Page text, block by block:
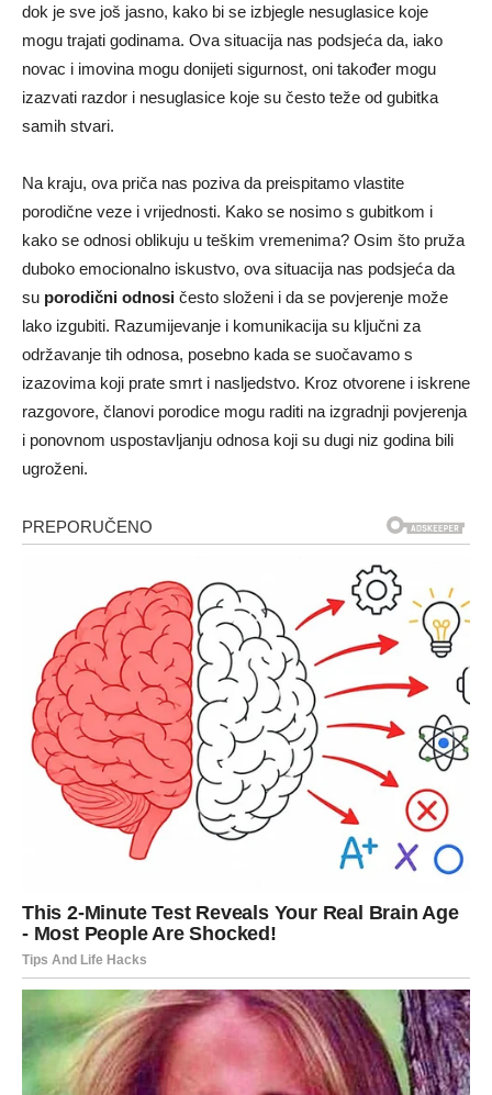
dok je sve još jasno, kako bi se izbjegle nesuglasice koje
mogu trajati godinama. Ova situacija nas podsjeća da, iako
novac i imovina mogu donijeti sigurnost, oni također mogu
izazvati razdor i nesuglasice koje su često teže od gubitka
samih stvari.
Na kraju, ova priča nas poziva da preispitamo vlastite
porodične veze i vrijednosti. Kako se nosimo s gubitkom i
kako se odnosi oblikuju u teškim vremenima? Osim što pruža
duboko emocionalno iskustvo, ova situacija nas podsjeća da
su porodični odnosi često složeni i da se povjerenje može
lako izgubiti. Razumijevanje i komunikacija su ključni za
održavanje tih odnosa, posebno kada se suočavamo s
izazovima koji prate smrt i nasljedstvo. Kroz otvorene i iskrene
razgovore, članovi porodice mogu raditi na izgradnji povjerenja
i ponovnom uspostavljanju odnosa koji su dugi niz godina bili
ugroženi.